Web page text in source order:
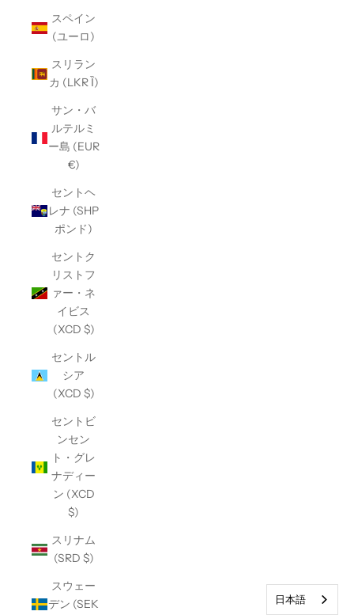
スペイン
(ユーロ)
スリラン
カ (LKR Ȉ)
サン・バ
ルテルミ
ー島 (EUR
€)
セントヘ
レナ (SHP
ポンド)
セントク
リストフ
ァー・ネ
イビス
(XCD $)
セントル
シア
(XCD $)
セントビ
ンセン
ト・グレ
ナディー
ン (XCD
$)
スリナム
(SRD $)
スウェー
デン (SEK
日本語